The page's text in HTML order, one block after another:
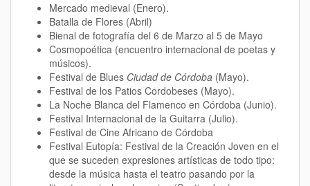
Mercado medieval (Enero).
Batalla de Flores (Abril)
Bienal de fotografía del 6 de Marzo al 5 de Mayo
Cosmopoética (encuentro internacional de poetas y
músicos).
Festival de Blues Ciudad de Córdoba (Mayo).
Festival de los Patios Cordobeses (Mayo).
La Noche Blanca del Flamenco en Córdoba (Junio).
Festival Internacional de la Guitarra (Julio).
Festival de Cine Africano de Córdoba
Festival Eutopía: Festival de la Creación Joven en el
que se suceden expresiones artísticas de todo tipo:
desde la música hasta el teatro pasando por la